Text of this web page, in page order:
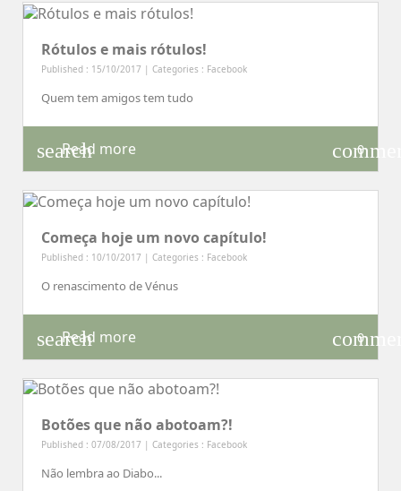
Rótulos e mais rótulos!
Published : 15/10/2017 | Categories : Facebook
Quem tem amigos tem tudo
search
Read more 0
Começa hoje um novo capítulo!
Published : 10/10/2017 | Categories : Facebook
O renascimento de Vénus
search
Read more 0
Botões que não abotoam?!
Published : 07/08/2017 | Categories : Facebook
Não lembra ao Diabo...